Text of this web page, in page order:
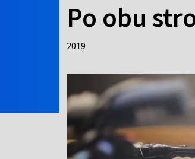
Po obu
2019